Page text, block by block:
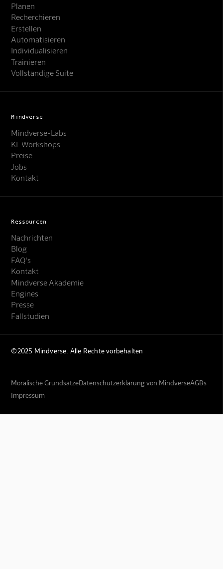
Planen
Recherchieren
Erstellen
Automatisieren
Individualisieren
Trainieren
Vollständige Suite
Mindverse
Mindverse-Labs
KI-Workshops
Preise
Jobs
Kontakt
Ressourcen
Nachrichten
Blog
FAQ's
Kontakt
Mindverse Akademie
Engines
Presse
Fallstudien
©2025 Mindverse. Alle Rechte vorbehalten
Moralische GrundsätzeDatenschutzerklärung von MindverseAGBs
Impressum